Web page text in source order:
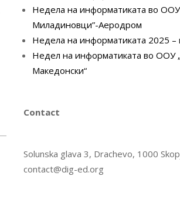
Недела на информатиката во
Миладиновци”-Аеродром
Недела на информатиката 2025 –
Недел на информатиката во ООУ
Македонски“
Contact
Solunska glava 3, Drachevo, 1000
contact@dig-ed.org